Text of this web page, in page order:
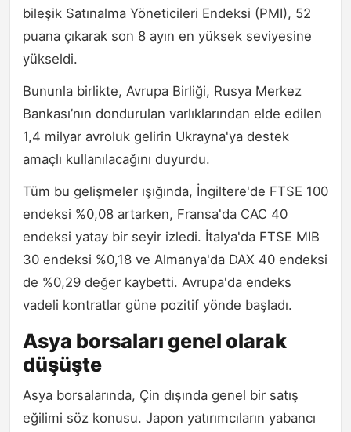
bileşik Satınalma Yöneticileri Endeksi (PMI), 52
puana çıkarak son 8 ayın en yüksek seviyesine
yükseldi.
Bununla birlikte, Avrupa Birliği, Rusya Merkez
Bankası’nın dondurulan varlıklarından elde edilen
1,4 milyar avroluk gelirin Ukrayna'ya destek
amaçlı kullanılacağını duyurdu.
Tüm bu gelişmeler ışığında, İngiltere'de FTSE 100
endeksi %0,08 artarken, Fransa'da CAC 40
endeksi yatay bir seyir izledi. İtalya'da FTSE MIB
30 endeksi %0,18 ve Almanya'da DAX 40 endeksi
de %0,29 değer kaybetti. Avrupa'da endeks
vadeli kontratlar güne pozitif yönde başladı.
Asya borsaları genel olarak
düşüşte
Asya borsalarında, Çin dışında genel bir satış
eğilimi söz konusu. Japon yatırımcıların yabancı